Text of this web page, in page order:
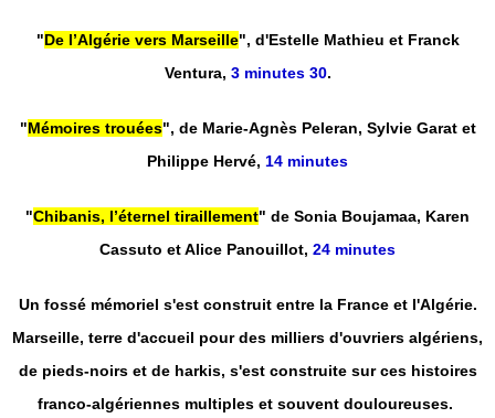
"De l’Algérie vers Marseille", d'Estelle Mathieu et Franck
Ventura, 3 minutes 30.
"Mémoires trouées", de Marie-Agnès Peleran, Sylvie Garat et
Philippe Hervé, 14 minutes
"Chibanis, l’éternel tiraillement" de Sonia Boujamaa, Karen
Cassuto et Alice Panouillot, 24 minutes
Un fossé mémoriel s'est construit entre la France et l'Algérie.
Marseille, terre d'accueil pour des milliers d'ouvriers algériens,
de pieds-noirs et de harkis, s'est construite sur ces histoires
franco-algériennes multiples et souvent douloureuses.